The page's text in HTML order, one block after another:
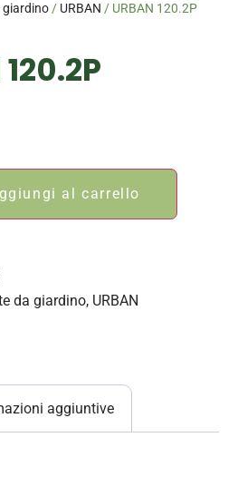
giardino / URBAN / URBAN 120.2P
al carrello
da giardino, URBAN
aggiuntive